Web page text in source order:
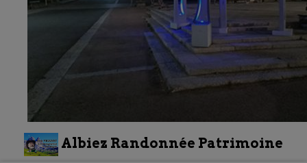
Albiez Randonnée Patrimoine